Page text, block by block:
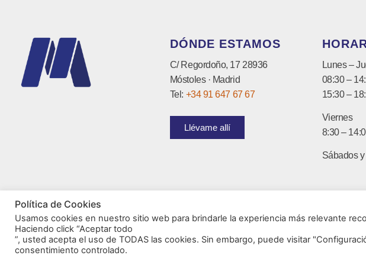
DÓNDE ESTAMOS
C/ Regordoño, 17 28936
Móstoles · Madrid
Tel: +34 91 647 67 67
Llévame allí
Lunes –
08:30 –
15:30 –
Viernes
8:30 –
Sábados
Política de Cookies
Usamos cookies en nuestro sitio web para brindarle la experiencia más relevante
Haciendo click “Aceptar todo
”, usted acepta el uso de TODAS las cookies. Sin embargo, puede visitar
consentimiento controlado.